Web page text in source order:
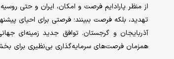
از منظر پارادایم فرصت و امکان، ایران و حتی
تهدید، بلکه فرصت ببینند؛ فرصتی برای احیای
همزمان فرصت‌های سرمایه‌گذاری بی‌نظیری برای